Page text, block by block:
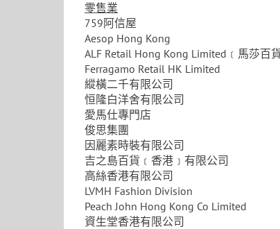
零售業
759阿信屋
Aesop Hong Kong
ALF Retail Hong Kong Limited﹝馬莎百
Ferragamo Retail HK Limited
縱橫二千有限公司
恒隆白洋舍有限公司
愛馬仕專門店
俊思集團
因麗素時裝有限公司
吉之島百貨﹝香港﹞有限公司
高絲香港有限公司
LVMH Fashion Division
Peach John Hong Kong Co Limited
資生堂香港有限公司